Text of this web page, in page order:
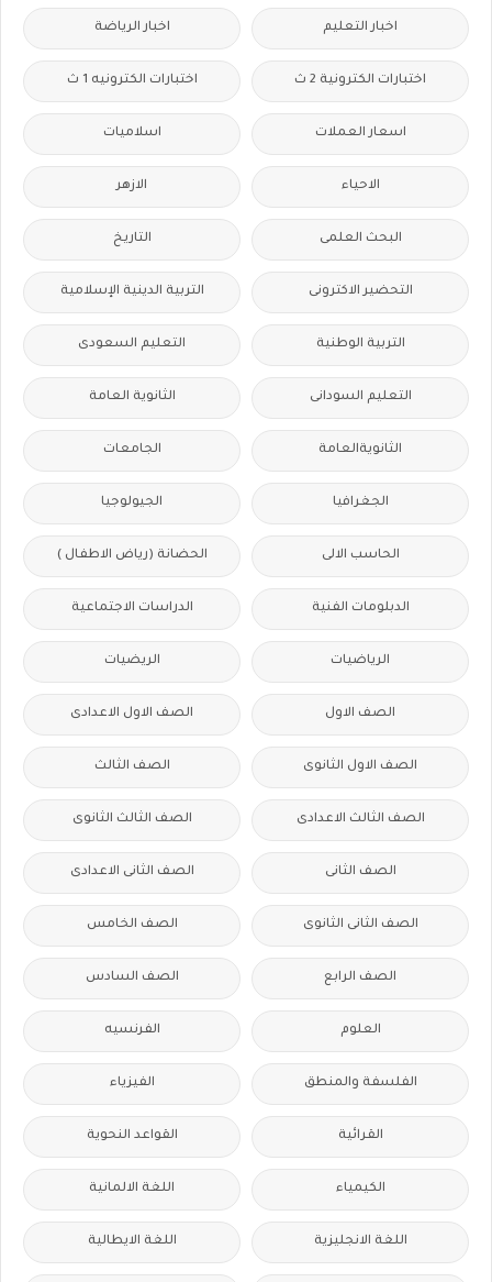
اخبار التعليم اخبار الرياضة
اختبارات الكترونية 2 ث اختبارات الكترونيه 1 ث
اسعار العملات اسلاميات
الاحياء الازهر
البحث العلمى التاريخ
التحضير الاكترونى التربية الدينية الإسلامية
التربية الوطنية التعليم السعودى
التعليم السودانى الثانوية العامة
الثانويةالعامة الجامعات
الجغرافيا الجيولوجيا
الحاسب الالى الحضانة (رياض الاطفال )
الدبلومات الفنية الدراسات الاجتماعية
الرياضيات الريضيات
الصف الاول الصف الاول الاعدادى
الصف الاول الثانوى الصف الثالث
الصف الثالث الاعدادى الصف الثالث الثانوى
الصف الثانى الصف الثانى الاعدادى
الصف الثانى الثانوى الصف الخامس
الصف الرابع الصف السادس
العلوم الفرنسيه
الفلسفة والمنطق الفيزياء
القرائية القواعد النحوية
الكيمياء اللغة الالمانية
اللغة الانجليزية اللغة الايطالية